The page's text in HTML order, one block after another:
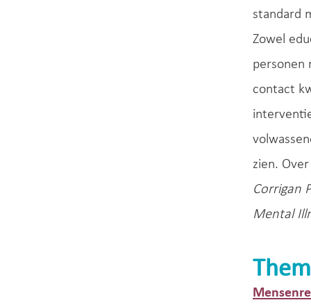
standard
Zowel
personen
contact
zien.
Corrigan
Mental